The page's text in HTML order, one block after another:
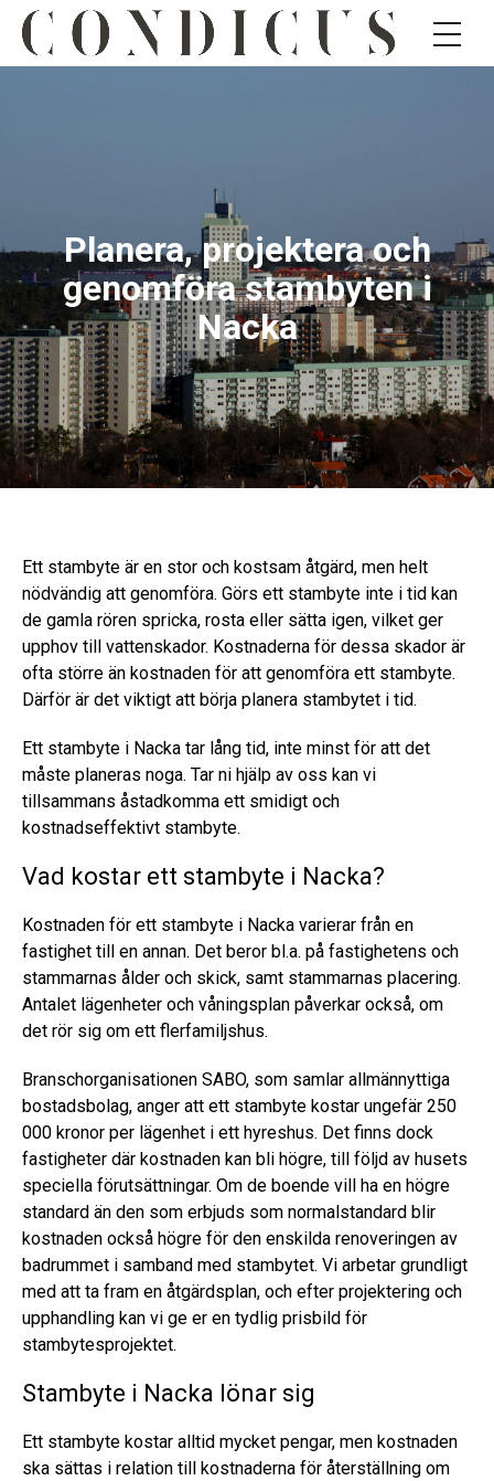
Planera, projektera och
genomföra stambyten i
Nacka
Ett stambyte är en stor och kostsam åtgärd, men helt
nödvändig att genomföra. Görs ett stambyte inte i tid kan
de gamla rören spricka, rosta eller sätta igen, vilket ger
upphov till vattenskador. Kostnaderna för dessa skador är
ofta större än kostnaden för att genomföra ett stambyte.
Därför är det viktigt att börja planera stambytet i tid.
Ett stambyte i Nacka tar lång tid, inte minst för att det
måste planeras noga. Tar ni hjälp av oss kan vi
tillsammans åstadkomma ett smidigt och
kostnadseffektivt stambyte.
Vad kostar ett stambyte i Nacka?
Kostnaden för ett stambyte i Nacka varierar från en
fastighet till en annan. Det beror bl.a. på fastighetens och
stammarnas ålder och skick, samt stammarnas placering.
Antalet lägenheter och våningsplan påverkar också, om
det rör sig om ett flerfamiljshus.
Branschorganisationen SABO, som samlar allmännyttiga
bostadsbolag, anger att ett stambyte kostar ungefär 250
000 kronor per lägenhet i ett hyreshus. Det finns dock
fastigheter där kostnaden kan bli högre, till följd av husets
speciella förutsättningar. Om de boende vill ha en högre
standard än den som erbjuds som normalstandard blir
kostnaden också högre för den enskilda renoveringen av
badrummet i samband med stambytet. Vi arbetar grundligt
med att ta fram en åtgärdsplan, och efter projektering och
upphandling kan vi ge er en tydlig prisbild för
stambytesprojektet.
Stambyte i Nacka lönar sig
Ett stambyte kostar alltid mycket pengar, men kostnaden
ska sättas i relation till kostnaderna för återställning om